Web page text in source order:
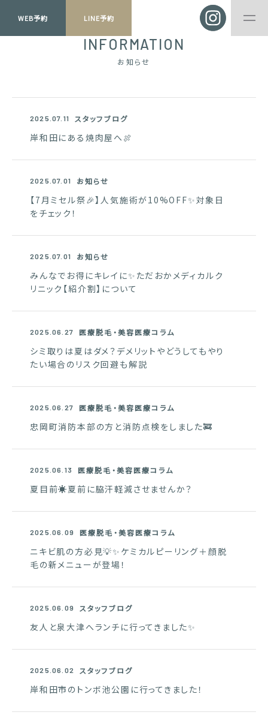
WEB予約 LINE予約
INFORMATION
お知らせ
2025.07.11 スタッフブログ
岸和田にある焼肉屋へ🍖
2025.07.01 お知らせ
【7月ミセル祭🎉】人気施術が10%OFF✨対象日
をチェック！
2025.07.01 お知らせ
みんなでお得にキレイに✨ただおかメディカルク
リニック【紹介割】について
2025.06.27 医療脱毛・美容医療コラム
シミ取りは夏はダメ？デメリットやどうしてもやり
たい場合のリスク回避も解説
2025.06.27 医療脱毛・美容医療コラム
忠岡町消防本部の方と消防点検をしました🚒
2025.06.13 医療脱毛・美容医療コラム
夏目前☀️夏前に脇汗軽減させませんか？
2025.06.09 医療脱毛・美容医療コラム
ニキビ肌の方必見💡✨ケミカルピーリング＋顔脱
毛の新メニューが登場！
2025.06.09 スタッフブログ
友人と泉大津へランチに行ってきました✨
2025.06.02 スタッフブログ
岸和田市のトンボ池公園に行ってきました！